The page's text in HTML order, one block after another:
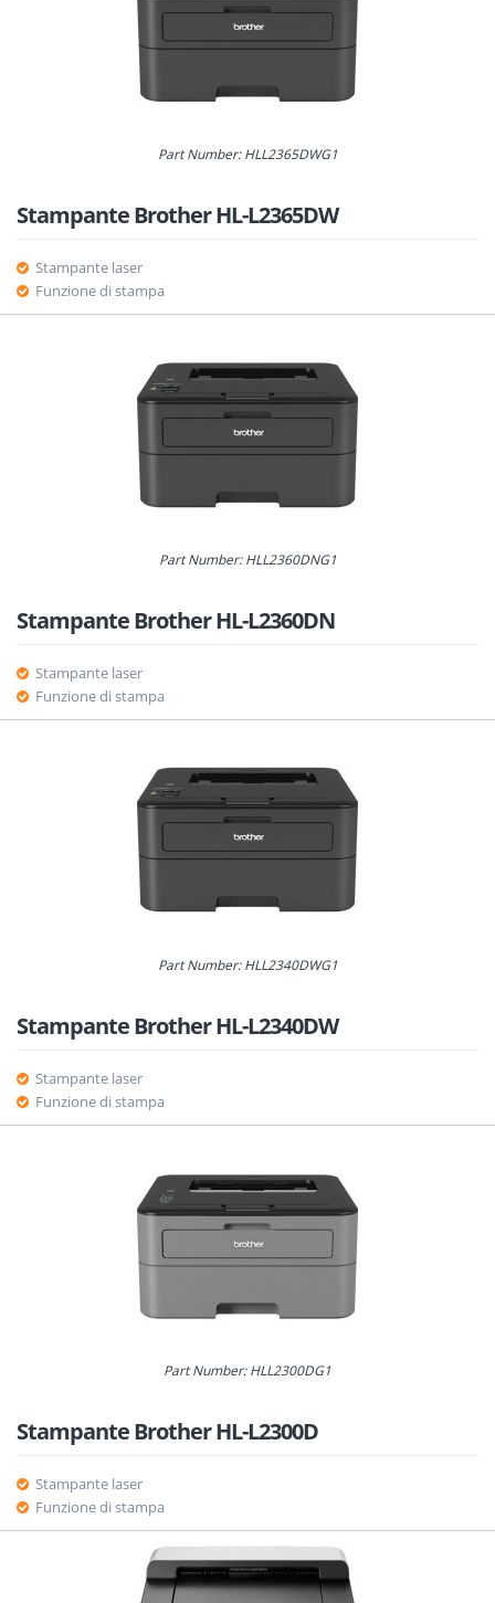
Part Number: HLL2365DWG1
Stampante Brother HL-L2365DW
Stampante laser
Funzione di stampa
Part Number: HLL2360DNG1
Stampante Brother HL-L2360DN
Stampante laser
Funzione di stampa
Part Number: HLL2340DWG1
Stampante Brother HL-L2340DW
Stampante laser
Funzione di stampa
Part Number: HLL2300DG1
Stampante Brother HL-L2300D
Stampante laser
Funzione di stampa